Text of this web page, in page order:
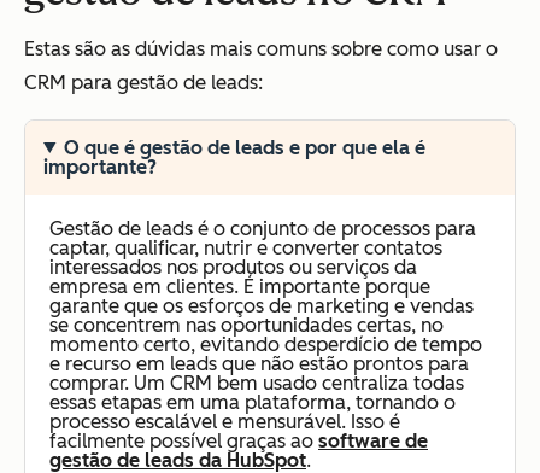
Estas são as dúvidas mais comuns sobre como usar o
CRM para gestão de leads:
O que é gestão de leads e por que ela é
importante?
Gestão de leads é o conjunto de processos para
captar, qualificar, nutrir e converter contatos
interessados nos produtos ou serviços da
empresa em clientes. É importante porque
garante que os esforços de marketing e vendas
se concentrem nas oportunidades certas, no
momento certo, evitando desperdício de tempo
e recurso em leads que não estão prontos para
comprar. Um CRM bem usado centraliza todas
essas etapas em uma plataforma, tornando o
processo escalável e mensurável. Isso é
facilmente possível graças ao software de
gestão de leads da HubSpot.